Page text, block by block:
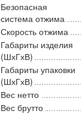
Безопасная
система отжима
Скорость отжима
Габариты изделия
(ШхГхВ)
Габариты упаковки
(ШхГхВ)
Вес нетто
Вес брутто